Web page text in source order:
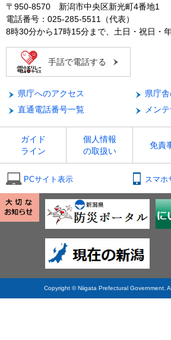
〒950-8570 新潟市中央区新光町4番地1
電話番号：025-285-5511（代表）
8時30分から17時15分まで、土日・祝日・
手話で電話する
県庁へのアクセス
県庁
直通電話番号一覧
メン
ガイド
ライン
個人情報
の取扱い
免責
PCサイト表示 スマホ
Copyright © Niigata Prefectural Government.